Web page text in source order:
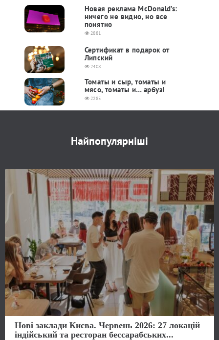
Новая реклама McDonald’s:
ничего не видно, но все
понятно
2881
Сертификат в подарок от
Липский
2408
Томаты и сыр, томаты и
мясо, томаты и… арбуз!
2285
Найпопулярніші
Нові заклади Києва. Червень 2026: 27 локацій
індійський та ресторан бессарабських...